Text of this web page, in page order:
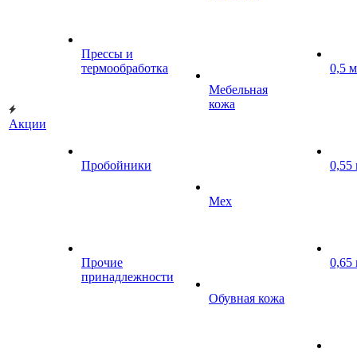
Акции
Прессы и
термообработка
Пробойники
Прочие
принадлежности
Мебельная
кожа
Мех
Обувная кожа
0,5
0,55
0,65